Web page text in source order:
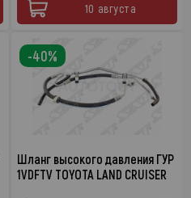
10 августа
Шланг высокого давления ГУР
1VDFTV TOYOTA LAND CRUISER
-40%